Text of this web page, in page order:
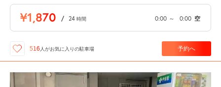
¥1,870 / 24 時間 0:00 ～ 0:00 空
516 人がお気に入りの駐車場 予約へ